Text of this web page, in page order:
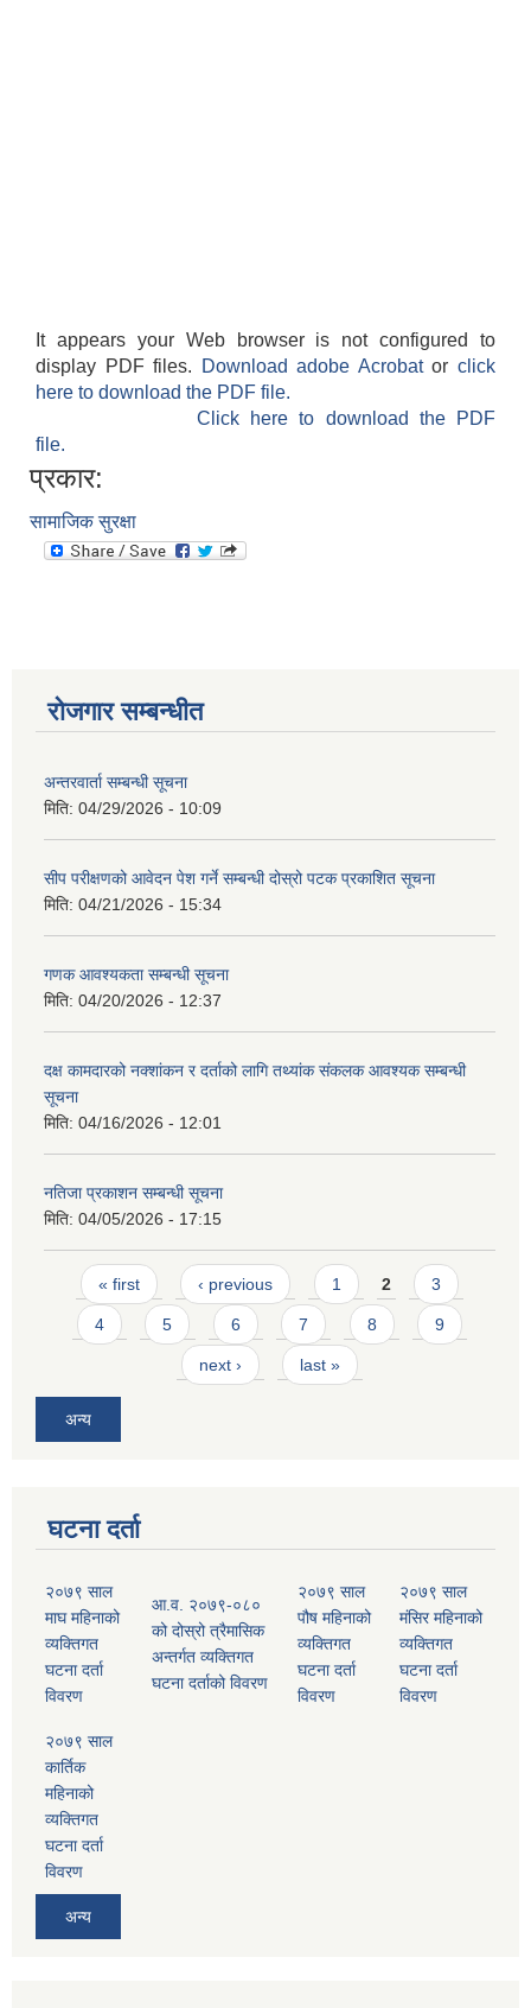
It appears your Web browser is not configured to
display PDF files.
Download adobe Acrobatorclick
here to download the PDF file.
Click here to download the PDF
file.
प्रकार:
सामाजिक सुरक्षा
रोजगार सम्बन्धीत
अन्तरवार्ता सम्बन्धी सूचना
मिति: 04/29/2026 - 10:09
सीप परीक्षणको आवेदन पेश गर्ने सम्बन्धी दोस्रो पटक प्रकाशित सूचना
मिति: 04/21/2026 - 15:34
गणक आवश्यकता सम्बन्धी सूचना
मिति: 04/20/2026 - 12:37
दक्ष कामदारको नक्शांकन र दर्ताको लागि तथ्यांक संकलक आवश्यक सम्बन्धी
सूचना
मिति: 04/16/2026 - 12:01
नतिजा प्रकाशन सम्बन्धी सूचना
मिति: 04/05/2026 - 17:15
Pages
« first ‹ previous 1 2 3
4 5 6 7 8 9
next › last »
अन्य
घटना दर्ता
२०७९ साल
माघ महिनाको
व्यक्तिगत
घटना दर्ता
विवरण
आ.व. २०७९-०८०
को दोस्रो त्रैमासिक
अन्तर्गत व्यक्तिगत
घटना दर्ताको विवरण
२०७९ साल
पौष महिनाको
व्यक्तिगत
घटना दर्ता
विवरण
२०७९ साल
मंसिर महिनाको
व्यक्तिगत
घटना दर्ता
विवरण
२०७९ साल
कार्तिक
महिनाको
व्यक्तिगत
घटना दर्ता
विवरण
अन्य